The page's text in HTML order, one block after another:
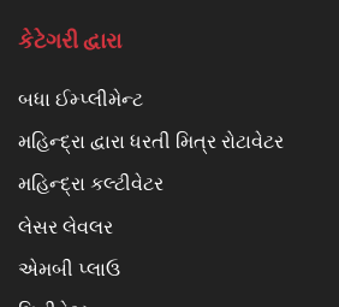
કેટેગરી દ્વારા
બધા ઈમ્પ્લીમેન્ટ
મહિન્દ્રા દ્વારા ધરતી મિત્ર રોટાવેટર
મહિન્દ્રા કલ્ટીવેટર
લેસર લેવલર
એમબી પ્લાઉ